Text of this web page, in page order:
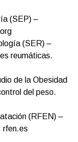
(SEP) –
(SER) –
reumáticas.
de la Obesidad
del peso.
(RFEN) –
rfen.es